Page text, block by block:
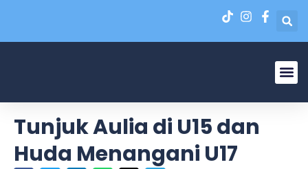
Tunjuk Aulia di U15 dan
Huda Menangani U17